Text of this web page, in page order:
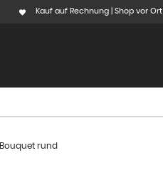
Kauf auf Rechnung | Shop vor Ort
Bouquet rund